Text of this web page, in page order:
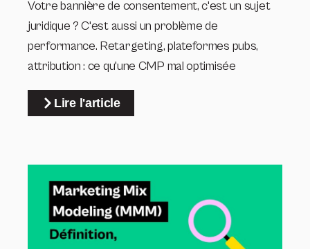
Votre bannière de consentement, c'est un sujet
juridique ? C'est aussi un problème de
performance. Retargeting, plateformes pubs,
attribution : ce qu'une CMP mal optimisée
Lire l'article